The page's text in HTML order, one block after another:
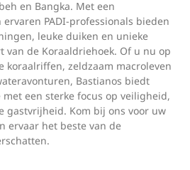
en Bangka. Met een
PADI-professionals bieden
leuke duiken en unieke
van de Koraaldriehoek. Of u nu op
koraalriffen, zeldzaam macroleven
Bastianos biedt
een sterke focus op veiligheid,
gastvrijheid. Kom bij ons voor uw
ervaar het beste van de